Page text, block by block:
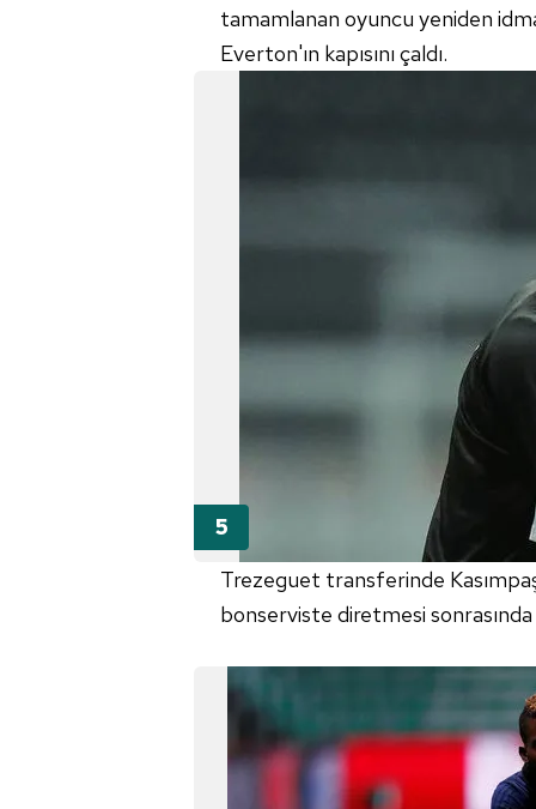
tamamlanan oyuncu yeniden
Everton'ın kapısını çaldı.
Trezeguet transferinde
bonserviste diretmesi